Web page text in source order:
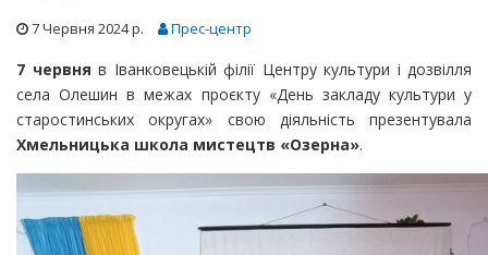
7 Червня 2024 р. Прес-центр
7 червня в Іванковецькій філії Центру культури і дозвілля
села Олешин в межах проєкту «День закладу культури у
старостинських округах» свою діяльність презентувала
Хмельницька школа мистецтв «Озерна».